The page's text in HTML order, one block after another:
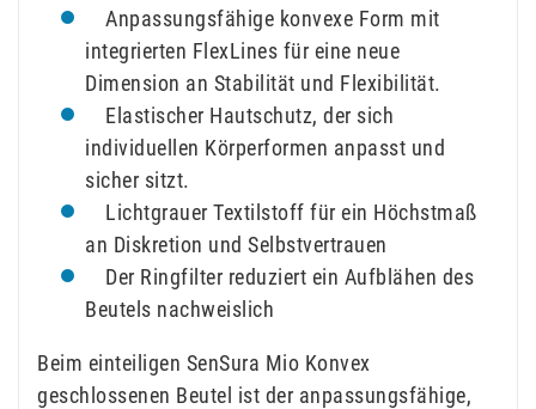
Anpassungsfähige konvexe Form mit
integrierten FlexLines für eine neue
Dimension an Stabilität und Flexibilität.
Elastischer Hautschutz, der sich
individuellen Körperformen anpasst und
sicher sitzt.
Lichtgrauer Textilstoff für ein Höchstmaß
an Diskretion und Selbstvertrauen
Der Ringfilter reduziert ein Aufblähen des
Beutels nachweislich
Beim einteiligen SenSura Mio Konvex
geschlossenen Beutel ist der anpassungsfähige,